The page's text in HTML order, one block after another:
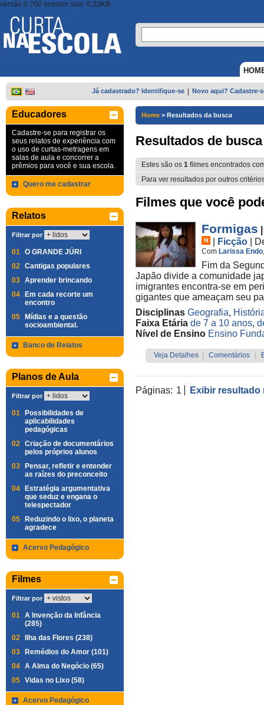
versão 0.700 session size: 0,23KB
Já cadastrado? Identifique-se Novo aqui? Cadastre-
Educadores
Cadastre-se para registrar os
seus relatos de experiência com
o uso de curtas-metragens em
salas de aula e concorrer a
prêmios para você e sua escola.
Quero me cadastrar
Relatos
Filtrar por
01 O GRANDE JÚRI
02 Cantigas populares
03 Aprender brincando
04
Em cada recorte um
encontro
05
Mídias e a questão
socioambiental.
Banco de Relatos
Planos de Aula
Filtrar por
01
Possibilidades de
aplicabilidades
pedagógicas
02 Criação de documentários
pelos próprios alunos
03
Pensar, refletir e entender
as raízes do preconceito
04
Estratégia argumentativa
que seduz e engana o
telespectador
05
Reduzindo o lixo, o planeta
agradece
Acervo Pedagógico
Filmes
Filtrar por
01 A Invenção da Infância
(285)
02
Ilha das Flores (238)
03
Remédios do Amor (101)
04 A Alma do Negócio (65)
05 Vidas no Lixo (58)
Acervo Pedagógico
Home > Resultados da busca
Resultados de busca
Estes são os 1 filmes encontrados
Para ver resultados por outros
Filmes que você
Formigas
Ficção
Com Larissa Endo
Fim da
Japão divide a comunidade
imigrantes encontra-se em
gigantes que ameaçam seu
Disciplinas Geografia,
Faixa Etária de 7 a 10 anos,
Nível de Ensino Ensino
Veja Detalhes Comentários
Páginas: 1 Exibir resultado